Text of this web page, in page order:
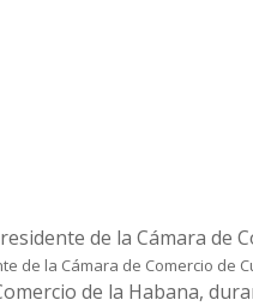
de la Cámara de Comercio de
de la Habana,